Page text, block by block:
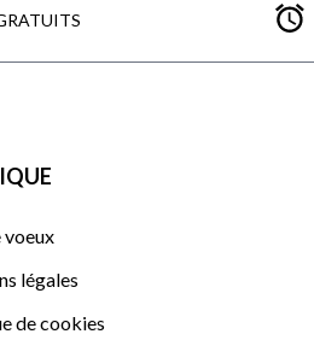
voeux
légales
de cookies